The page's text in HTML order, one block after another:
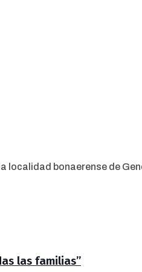
localidad bonaerense de
las familias”